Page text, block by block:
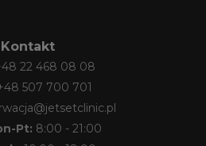
Kontakt
22 468 08 08
507 700 701
Pt: 8:00 - 21:00